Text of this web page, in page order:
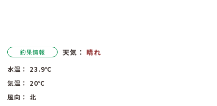
釣果情報 天気： 晴れ
水温： 23.9℃
気温： 20℃
風向：北